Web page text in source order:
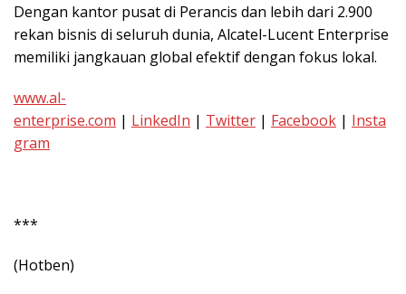
Dengan kantor pusat di Perancis dan lebih dari 2.900
rekan bisnis di seluruh dunia, Alcatel-Lucent Enterprise
memiliki jangkauan global efektif dengan fokus lokal.
www.al-
enterprise.com | LinkedIn | Twitter | Facebook | Insta
gram
***
(Hotben)